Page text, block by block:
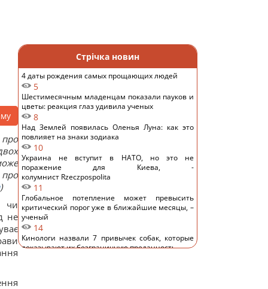
про
про
)
чи
не
Стрічка новин
4 даты рождения самых прощающих людей
5
Шестимесячным младенцам показали пауков и
цветы: реакция глаз удивила ученых
8
Над Землей появилась Оленья Луна: как это
повлияет на знаки зодиака
10
Украина не вступит в НАТО, но это не
поражение для Киева, -
колумнист Rzeczpospolita
11
Глобальное потепление может превысить
критический порог уже в ближайшие месяцы, –
ученый
14
Кинологи назвали 7 привычек собак, которые
доказывают их безграничную преданность